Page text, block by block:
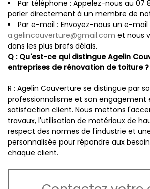
Par téléphone : Appelez-nous au 07
parler directement à un membre de
Par e-mail : Envoyez-nous un e-mail
a.gelincouverture@gmail.com et nous
dans les plus brefs délais.
Q : Qu'est-ce qui distingue Agelin
entreprises de rénovation de toiture ?
R : Agelin Couverture se distingue par
professionnalisme et son engagement
satisfaction client. Nous mettons
travaux, l'utilisation de matériaux de
respect des normes de l'industrie et
personnalisée pour répondre aux
chaque client.